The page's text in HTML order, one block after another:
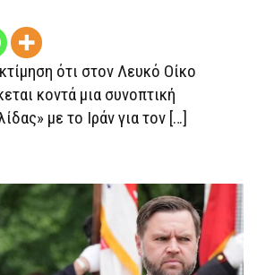
ΣΕΛΊΔΑΣ»
ΓΙΑ
ΤΟ
ΤΈΛΟΣ
ΠΟΛΈΜΟΥ
ότι στον Λευκό Οίκο
κοντά μια συνοπτική
με το Ιράν για τον […]